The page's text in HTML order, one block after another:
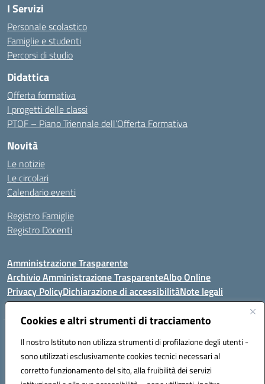
Cookies e altri strumenti di tracciamento
Il nostro Istituto non utilizza strumenti di profilazione degli utenti -
sono utilizzati esclusivamente cookies tecnici necessari al
corretto funzionamento del sito, alla fruibilità dei servizi
I Servizi
Personale scolastico
Famiglie e studenti
Percorsi di studio
Didattica
Offerta formativa
I progetti delle classi
PTOF – Piano Triennale dell’Offerta Formativa
Novità
Le notizie
Le circolari
Calendario eventi
Registro Famiglie
Registro Docenti
Amministrazione Trasparente
Archivio Amministrazione TrasparenteAlbo Online
Privacy PolicyDichiarazione di accessibilitàNote legali
Istituto Comprensivo Statale
Via Cupa Campanariello, 5 - 80059, Torre del Greco (NA)
Tel. +39 0818834377 - Fax +39 0818834377 - Cod.Fisc. 95170530638